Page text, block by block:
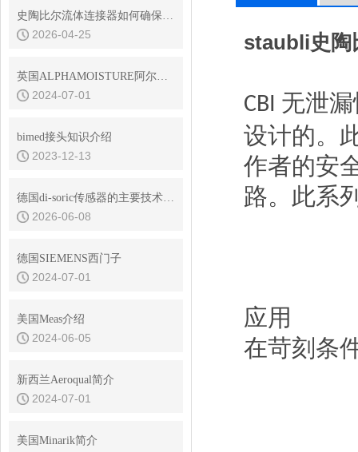
史陶比尔流体连接器如何确保连接处的密封？
2026-04-25
英国ALPHAMOISTURE阿尔法简介
2024-07-01
bimed接头知识介绍
2023-12-13
德国di-soric传感器的主要技术优势是什么
2026-06-08
德国SIEMENS西门子
2024-07-01
美国Meas介绍
2024-06-05
新西兰Aeroqual简介
2024-07-01
美国Minarik简介
staubli史陶
CBI 无泄
设计的。
作者的安
路。此系
应用
在苛刻条